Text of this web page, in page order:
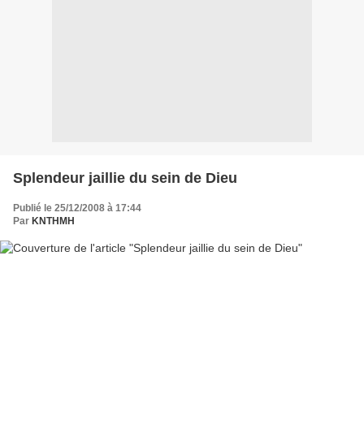
Splendeur jaillie du sein de Dieu
Publié le 25/12/2008 à 17:44
Par KNTHMH